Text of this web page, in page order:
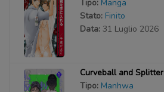
Tipo: Manga
Stato: Finito
Data: 31 Luglio 2026
Curveball and Splitter
Tipo: Manhwa